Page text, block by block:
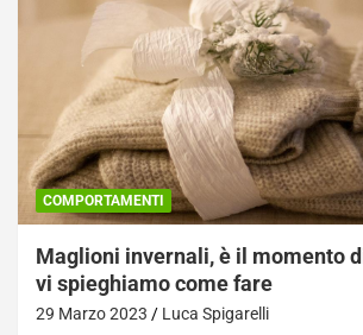
COMPORTAMENTI
Maglioni invernali, è il momento
vi spieghiamo come fare
29 Marzo 2023 Luca Spigarelli